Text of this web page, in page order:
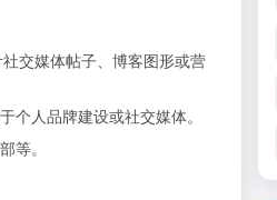
交媒体帖子、博客图形或营
个人品牌建设或社交媒体。
等。